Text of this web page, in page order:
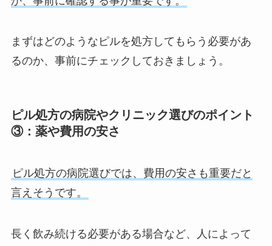
まずはどのようなピルを処方してもらう必要があ
るのか、事前にチェックしておきましょう。
ピル処方の病院やクリニック選びのポイント
③：薬や費用の安さ
ピル処方の病院選びでは、費用の安さも重要だと
言えそうです。
長く飲み続ける必要がある場合など、人によって